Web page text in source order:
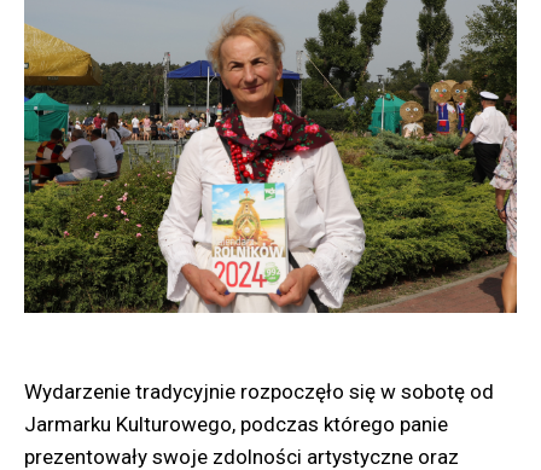
Wydarzenie tradycyjnie rozpoczęło się w sobotę od
Jarmarku Kulturowego, podczas którego panie
prezentowały swoje zdolności artystyczne oraz